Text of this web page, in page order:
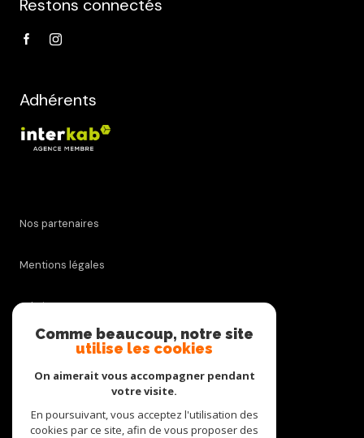
Restons connectés
Adhérents
Nos partenaires
Mentions légales
Admin
Nos honoraires
Cookies
Comme beaucoup, notre site
utilise les cookies
On aimerait vous accompagner pendant
votre visite.
En poursuivant, vous acceptez l'utilisation des
cookies par ce site, afin de vous proposer des